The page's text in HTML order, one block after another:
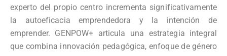
experto del propio centro incrementa significativamente
la autoeficacia emprendedora y la intención de
emprender. GENPOW+ articula una estrategia integral
que combina innovación pedagógica, enfoque de género